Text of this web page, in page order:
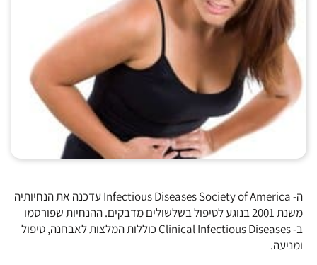
ה- Infectious Diseases Society of America עדכנה את הנחיותיה
משנת 2001 בנוגע לטיפול בשלשולים מדבקים. ההנחיות שפורסמו
ב- Clinical Infectious Diseases כוללות המלצות לאבחנה, טיפול
ומניעה.